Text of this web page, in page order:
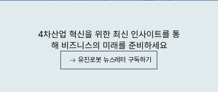
4차산업 혁신을 위한 최신 인사이트를 통
해 비즈니스의 미래를 준비하세요
유진로봇 뉴스레터 구독하기